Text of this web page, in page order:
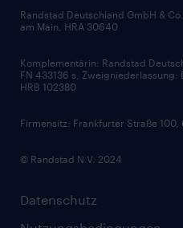
Zertifikate und
Bewerbungsratgeber
Soft Skills
Skills
Datenschutz
Randstad Deutschland GmbH &
am Main, HRA 30640
Komplementärin: Randstad
FN 433136 s, Zweigniederlassung:
HRB 102380
Firmensitz: Frankfurter Straße 100,
© Randstad N.V. 2024